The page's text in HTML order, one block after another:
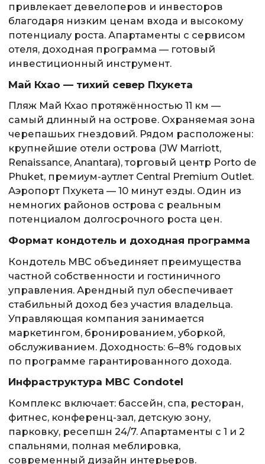
привлекает девелоперов и инвесторов
благодаря низким ценам входа и высокому
потенциалу роста. Апартаменты с сервисом
отеля, доходная программа — готовый
инвестиционный инструмент.
Май Кхао — тихий север Пхукета
Пляж Май Кхао протяжённостью 11 км —
самый длинный на острове. Охраняемая зона
черепашьих гнездовий. Рядом расположены:
крупнейшие отели острова (JW Marriott,
Renaissance, Anantara), торговый центр Porto de
Phuket, премиум-аутлет Central Premium Outlet.
Аэропорт Пхукета — 10 минут езды. Один из
немногих районов острова с реальным
потенциалом долгосрочного роста цен.
Формат кондотель и доходная программа
Кондотель MBC объединяет преимущества
частной собственности и гостиничного
управления. Арендный пул обеспечивает
стабильный доход без участия владельца.
Управляющая компания занимается
маркетингом, бронированием, уборкой,
обслуживанием. Доходность: 6–8% годовых
по программе гарантированного дохода.
Инфраструктура MBC Condotel
Комплекс включает: бассейн, спа, ресторан,
фитнес, конференц-зал, детскую зону,
парковку, ресепшн 24/7. Апартаменты с 1 и 2
спальнями, полная меблировка,
современный дизайн интерьеров.